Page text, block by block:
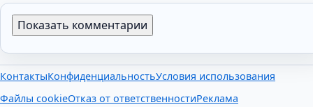
Показать комментарии
КонтактыКонфиденциальностьУсловия использования
Файлы cookieОтказ от ответственностиРеклама